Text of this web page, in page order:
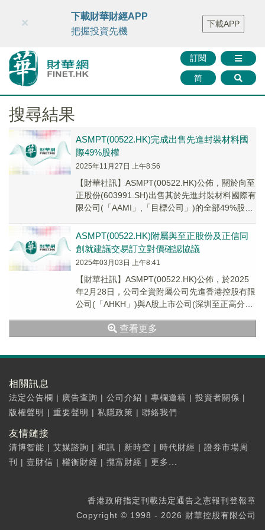
財華智庫網 FINTV FINMETA 財華證券 媒體矩陣
智庫沙龍
聯絡我們
訂閱
简
×
下載財華財經APP
把握投資先機
下載APP
搜尋結果
ASMPT(00522.HK)完成出售先進封裝材料國
際49%股權
2025年11月27日 上午8:56
【財華社訊】ASMPT(00522.HK)公佈，關於向至
正股份(603991.SH)出售其於先進封裝材料國際有
限公司(「AAMI」,「目標公司」)的全部49%股
ASMPT(00522.HK)附屬與至正股份及正信同
創就建議交易訂立對價確認協議
2025年03月03日 上午8:41
【財華社訊】ASMPT(00522.HK)公佈，於2025
年2月28日，公司全資附屬公司先進香港控股有限
公司(「AHKH」)與A股上市公司(深圳至正高分子
查看更多
相關訊息
法定公告欄 | 廣告查詢 | 公司介紹 | 專欄邀稿 | 投資者關係 |
版權聲明 | 重要聲明 | 私隱政策 | 聯絡我們
友情鏈接
清博智能 | 艾媒諮詢 | 和訊 | 新時空 | 時代財經 | 證券市場周
刊
| 壹財信 | 權衡財經 | 攬富財經 | 更多...
香港政府指定刊載法定通告之憲報刊登報章
Copyright © 1998 - 2026 財華控股有限公司